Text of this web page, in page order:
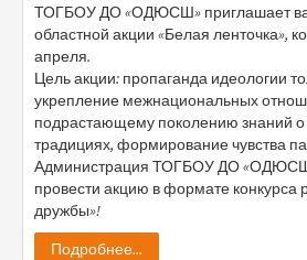
ТОГБОУ ДО «ОДЮСШ» приглашает
областной акции «Белая ленточка»,
апреля.
Цель акции: пропаганда идеологии
укрепление межнациональных
подрастающему поколению знаний
традициях, формирование чувства
Администрация ТОГБОУ ДО
провести акцию в формате конкурса
дружбы»!
Подробнее...